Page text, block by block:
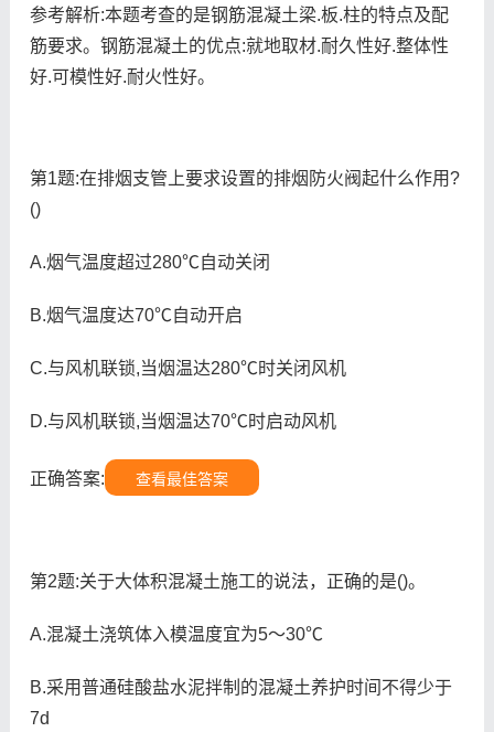
参考解析:本题考查的是钢筋混凝土梁.板.柱的特点及配
筋要求。钢筋混凝土的优点:就地取材.耐久性好.整体性
好.可模性好.耐火性好。
第1题:在排烟支管上要求设置的排烟防火阀起什么作用?
()
A.烟气温度超过280℃自动关闭
B.烟气温度达70℃自动开启
C.与风机联锁,当烟温达280℃时关闭风机
D.与风机联锁,当烟温达70℃时启动风机
正确答案: 查看最佳答案
第2题:关于大体积混凝土施工的说法，正确的是()。
A.混凝土浇筑体入模温度宜为5～30℃
B.采用普通硅酸盐水泥拌制的混凝土养护时间不得少于
7d